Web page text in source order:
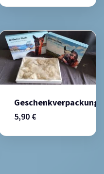
Geschenkverpackung
5,90 €